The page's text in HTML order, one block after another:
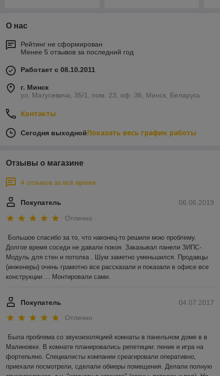
О нас
Рейтинг не сформирован
Менее 5 отзывов за последний год
Работает с 08.10.2011
г. Минск
ул. Матусевича, 35/1, пом. 23, оф. 36, Минск, Беларусь
Контакты
Сегодня выходнойПоказать весь график работы
Отзывы о магазине
4 отзывов за всё время
06.06.2019
Покупатель
Отлично
Большое спасибо за то, что наконец-то решили мою проблему.
Долгое время соседи не давали покоя. Заказывал панели ЗИПС-
Модуль для стен и потолка . Шум заметно уменьшился. Продавцы
(инженеры) очень грамотно все рассказали и показали в офисе все
конструкции ... Монтировали сами.
04.07.2017
Покупатель
Отлично
Была проблема со звукоизоляцией комнаты в панельном доме в в
Малиновке. В комнате планировались репетиции: пение и игра на
фортепьяно. Специалисты компании среагировали оперативно,
приехали посмотрели, сделали обмеры помещения. Делали полную